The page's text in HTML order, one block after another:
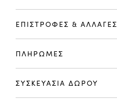
ΕΠΙΣΤΡΟΦΕΣ & ΑΛΛΑΓΕΣ
ΠΛΗΡΩΜΕΣ
ΣΥΣΚΕΥΑΣΙΑ ΔΩΡΟΥ